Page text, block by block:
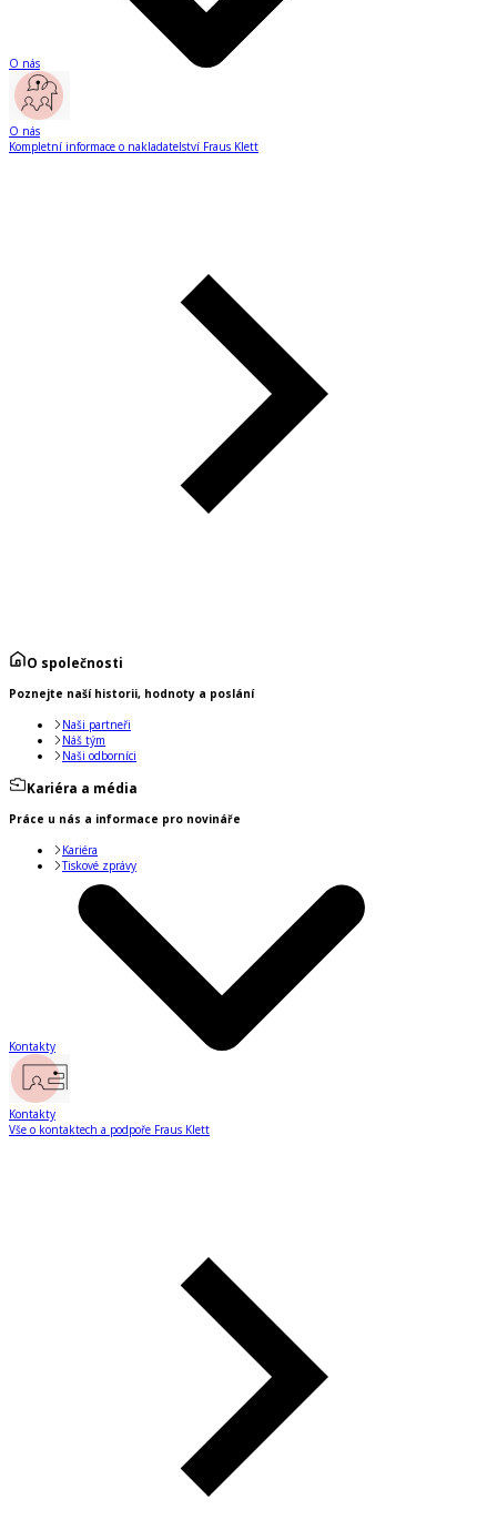
O nás
O nás
Kompletní informace o nakladatelství Fraus Klett
O společnosti
Poznejte naší historii, hodnoty a poslání
Naši partneři
Náš tým
Naši odborníci
Kariéra a média
Práce u nás a informace pro novináře
Kariéra
Tiskové zprávy
Kontakty
Kontakty
Vše o kontaktech a podpoře Fraus Klett